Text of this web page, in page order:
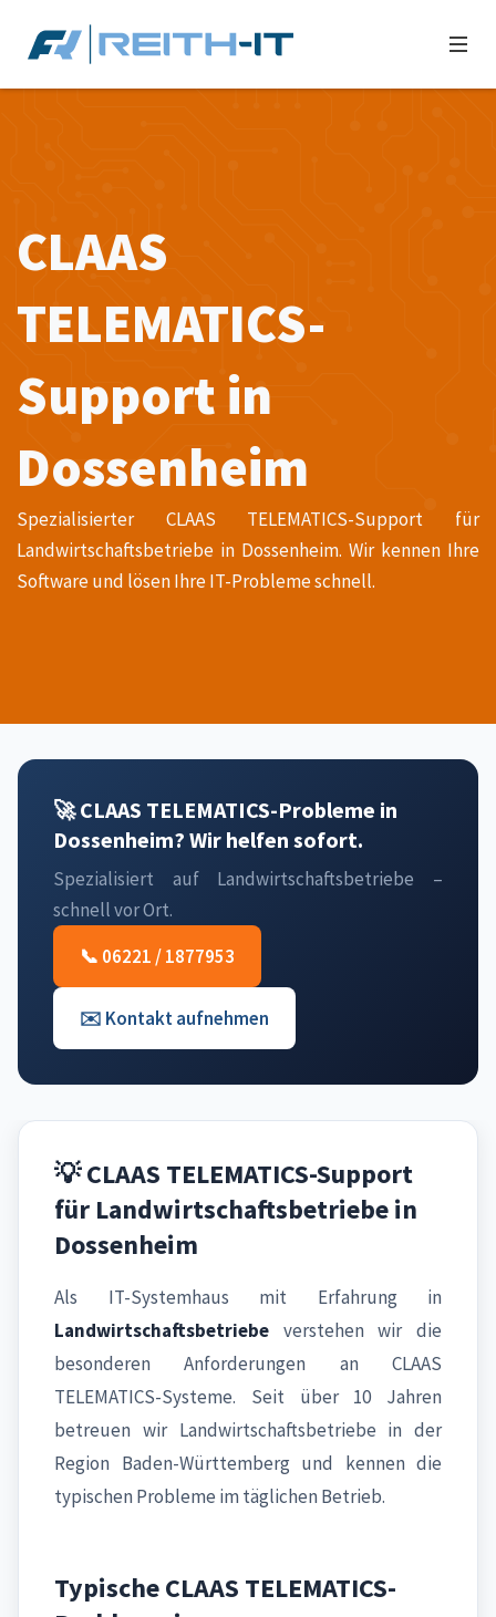
CLAAS
TELEMATICS-
Support in
Dossenheim
Spezialisierter CLAAS TELEMATICS-Support für
Landwirtschaftsbetriebe in Dossenheim. Wir kennen Ihre
Software und lösen Ihre IT-Probleme schnell.
🚀 CLAAS TELEMATICS-Probleme in
Dossenheim? Wir helfen sofort.
Spezialisiert auf Landwirtschaftsbetriebe –
schnell vor Ort.
📞 06221 / 1877953
✉️ Kontakt aufnehmen
💡 CLAAS TELEMATICS-Support
für Landwirtschaftsbetriebe in
Dossenheim
Als IT-Systemhaus mit Erfahrung in
Landwirtschaftsbetriebe verstehen wir die
besonderen Anforderungen an CLAAS
TELEMATICS-Systeme. Seit über 10 Jahren
betreuen wir Landwirtschaftsbetriebe in der
Region Baden-Württemberg und kennen die
typischen Probleme im täglichen Betrieb.
Typische CLAAS TELEMATICS-